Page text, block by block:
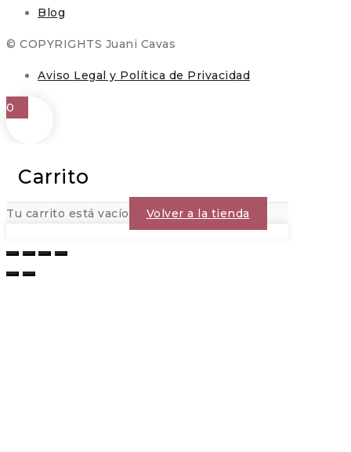
Blog
© COPYRIGHTS Juani Cavas
Aviso Legal y Política de Privacidad
0
Carrito
Tu carrito está vacío Volver a la tienda